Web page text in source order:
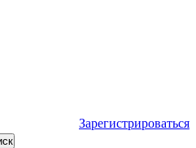
Зарегистрироваться